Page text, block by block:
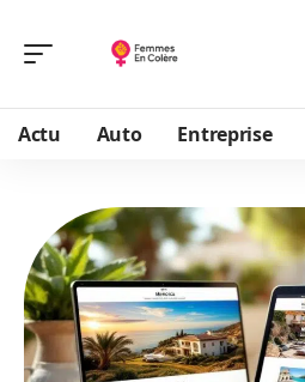
Actu Auto Entreprise